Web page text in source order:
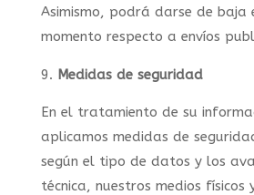
Asimismo, podrá darse de baja
momento respecto a envíos
Medidas de seguridad
En el tratamiento de su
aplicamos medidas de
según el tipo de datos y los
técnica, nuestros medios físicos